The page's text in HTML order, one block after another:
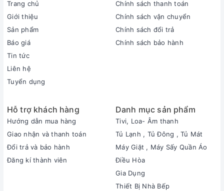
Trang chủ
Giới thiệu
Sản phẩm
Báo giá
Tin tức
Liên hệ
Tuyển dụng
Chính sách thanh toán
Chính sách vận chuyển
Chính sách đổi trả
Chính sách bảo hành
Hỗ trợ khách hàng
Hướng dẫn mua hàng
Giao nhận và thanh toán
Đổi trả và bảo hành
Đăng kí thành viên
Danh mục sản phẩm
Tivi, Loa- Âm thanh
Tủ Lạnh , Tủ Đông , Tủ Mát
Máy Giặt , Máy Sấy Quần Áo
Điều Hòa
Gia Dụng
Thiết Bị Nhà Bếp